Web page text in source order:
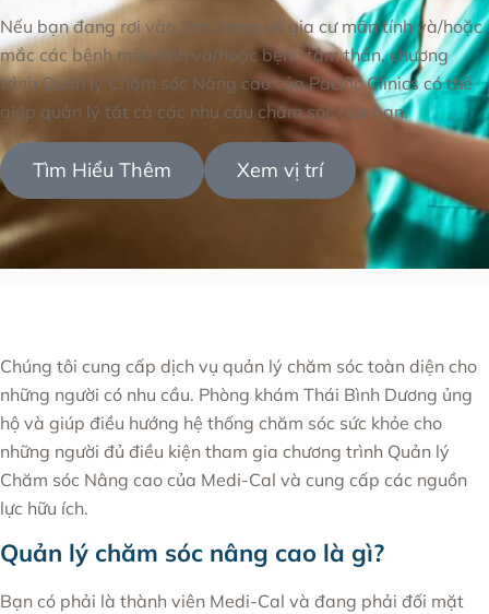
Nếu bạn đang rơi vào tình trạng vô gia cư mãn tính và/hoặc
mắc các bệnh mãn tính và/hoặc bệnh tâm thần, chương
trình Quản lý Chăm sóc Nâng cao của Pacific Clinics có thể
giúp quản lý tất cả các nhu cầu chăm sóc của bạn.
Tìm Hiểu Thêm Xem vị trí
Chúng tôi cung cấp dịch vụ quản lý chăm sóc toàn diện cho
những người có nhu cầu. Phòng khám Thái Bình Dương ủng
hộ và giúp điều hướng hệ thống chăm sóc sức khỏe cho
những người đủ điều kiện tham gia chương trình Quản lý
Chăm sóc Nâng cao của Medi-Cal và cung cấp các nguồn
lực hữu ích.
Quản lý chăm sóc nâng cao là gì?
Bạn có phải là thành viên Medi-Cal và đang phải đối mặt